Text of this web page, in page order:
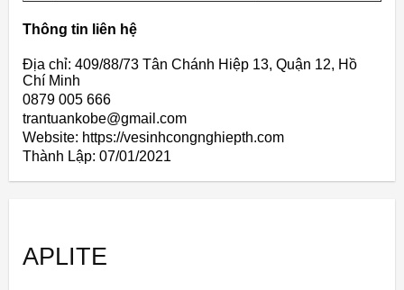
Thông tin liên hệ
Địa chỉ: 409/88/73 Tân Chánh Hiệp 13, Quận 12, Hồ
Chí Minh
0879 005 666
trantuankobe@gmail.com
Website: https://vesinhcongnghiepth.com
Thành Lập: 07/01/2021
APLITE